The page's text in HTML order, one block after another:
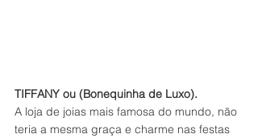
TIFFANY ou (Bonequinha de Luxo).
A loja de joias mais famosa do mundo, não
teria a mesma graça e charme nas festas